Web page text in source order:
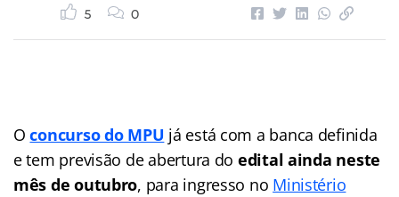
5 0
Oconcurso do MPU já está com a banca definida
e tem previsão de abertura do edital ainda neste
mês de outubro, para ingresso no Ministério